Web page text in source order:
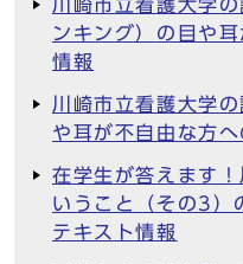
川崎市立看護大学
ンキング）の目や
情報
川崎市立看護大学
や耳が不自由な方
在学生が答えます
いうこと（その3）
テキスト情報